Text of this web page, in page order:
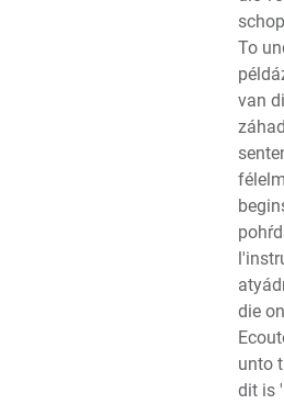
To
van
die
unto
dit is